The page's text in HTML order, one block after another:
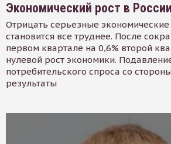
Экономический рост в
Отрицать серьезные
становится все труднее. После
первом квартале на 0,6% второй
нулевой рост экономики.
потребительского спроса со
результаты